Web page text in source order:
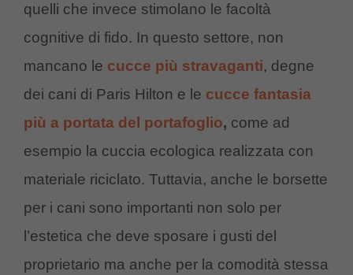
quelli che invece stimolano le facoltà
cognitive di fido. In questo settore, non
mancano le cucce più stravaganti, degne
dei cani di Paris Hilton e le cucce fantasia
più a portata del portafoglio, come ad
esempio la cuccia ecologica realizzata con
materiale riciclato. Tuttavia, anche le borsette
per i cani sono importanti non solo per
l’estetica che deve sposare i gusti del
proprietario ma anche per la comodità stessa